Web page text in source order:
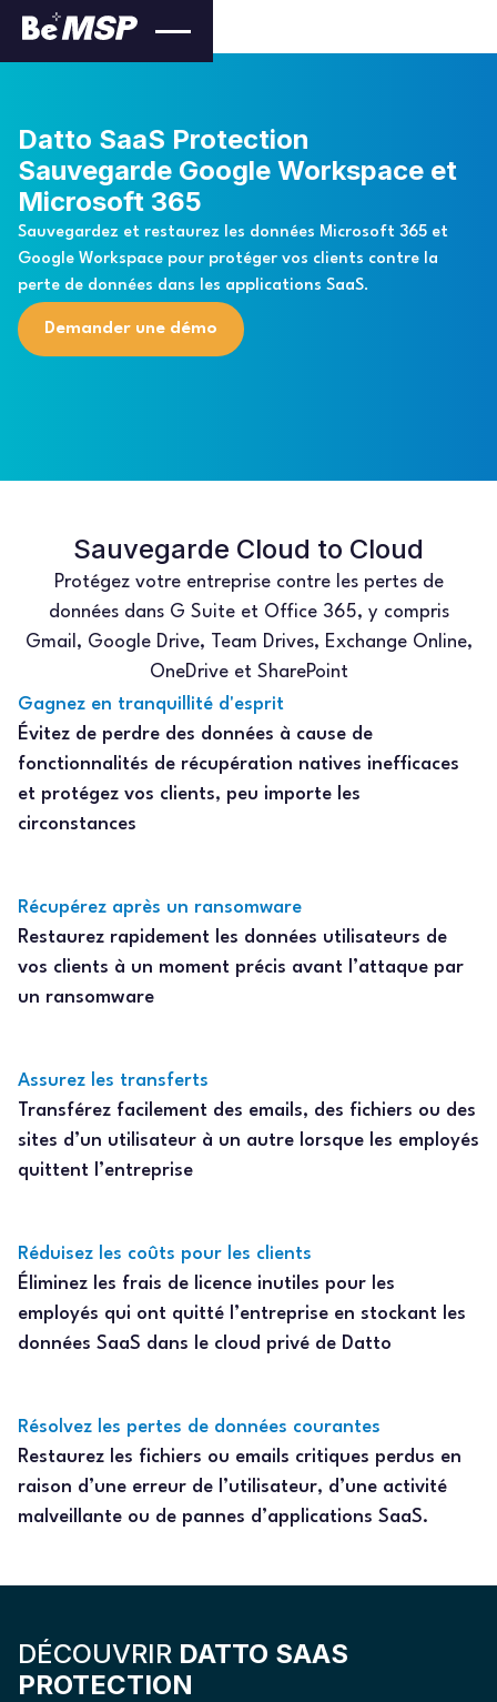
Datto SaaS Protection
Sauvegarde Google Workspace et
Microsoft 365
Sauvegardez et restaurez les données Microsoft 365 et
Google Workspace pour protéger vos clients contre la
perte de données dans les applications SaaS.
Demander une démo
Sauvegarde Cloud to Cloud
Protégez votre entreprise contre les pertes de
données dans G Suite et Office 365, y compris
Gmail, Google Drive, Team Drives, Exchange Online,
OneDrive et SharePoint
Gagnez en tranquillité d'esprit
Évitez de perdre des données à cause de
fonctionnalités de récupération natives inefficaces
et protégez vos clients, peu importe les
circonstances
Récupérez après un ransomware
Restaurez rapidement les données utilisateurs de
vos clients à un moment précis avant l’attaque par
un ransomware
Assurez les transferts
Transférez facilement des emails, des fichiers ou des
sites d’un utilisateur à un autre lorsque les employés
quittent l’entreprise
Réduisez les coûts pour les clients
Éliminez les frais de licence inutiles pour les
employés qui ont quitté l’entreprise en stockant les
données SaaS dans le cloud privé de Datto
Résolvez les pertes de données courantes
Restaurez les fichiers ou emails critiques perdus en
raison d’une erreur de l’utilisateur, d’une activité
malveillante ou de pannes d’applications SaaS.
DÉCOUVRIR DATTO SAAS
PROTECTION